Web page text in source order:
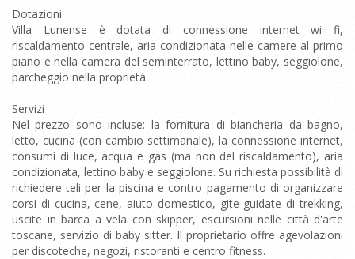
Dotazioni
Villa Lunense è dotata di connessione internet wi fi,
riscaldamento centrale, aria condizionata nelle camere al primo
piano e nella camera del seminterrato, lettino baby, seggiolone,
parcheggio nella proprietà.
Servizi
Nel prezzo sono incluse: la fornitura di biancheria da bagno,
letto, cucina (con cambio settimanale), la connessione internet,
consumi di luce, acqua e gas (ma non del riscaldamento), aria
condizionata, lettino baby e seggiolone. Su richiesta possibilità di
richiedere teli per la piscina e contro pagamento di organizzare
corsi di cucina, cene, aiuto domestico, gite guidate di trekking,
uscite in barca a vela con skipper, escursioni nelle città d'arte
toscane, servizio di baby sitter. Il proprietario offre agevolazioni
per discoteche, negozi, ristoranti e centro fitness.